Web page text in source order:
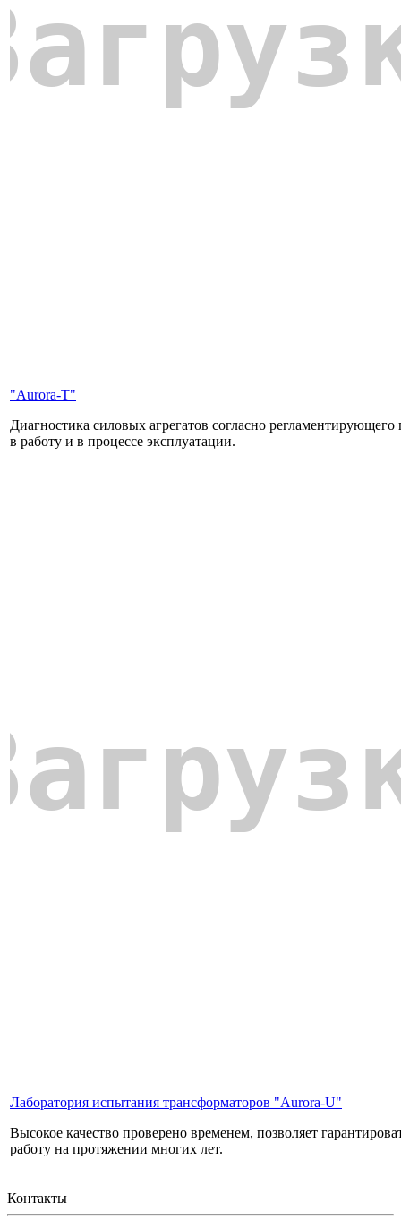
"Aurora-T"
Диагностика силовых агрегатов согласно
в работу и в процессе эксплуатации.
Лаборатория испытания трансформаторов "Aurora-U"
Высокое качество проверено временем, позволяет
работу на протяжении многих лет.
Контакты